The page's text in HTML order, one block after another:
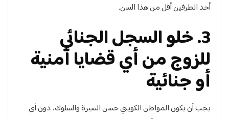
أحد الطرفين أقل من هذا السن.
3. خلو السجل الجنائي
للزوج من أي قضايا أمنية
أو جنائية
يجب أن يكون المواطن الكويتي حسن السيرة والسلوك، دون أي